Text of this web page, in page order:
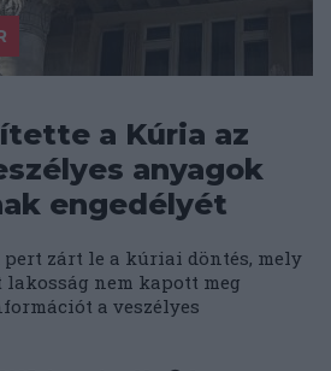
a Kúria az
anyagok
engedélyét
zárt le a kúriai döntés, mely
nem kapott meg
a veszélyes